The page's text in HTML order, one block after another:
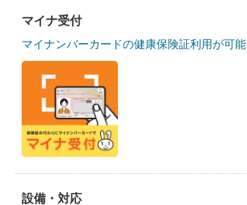
マイナ受付
マイナンバーカードの健康保険証利用が可能
設備・対応